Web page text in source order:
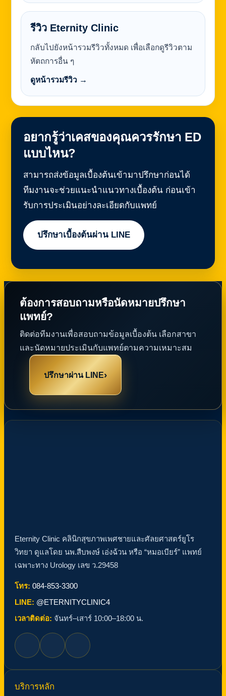
รีวิว Eternity Clinic
กลับไปยังหน้ารวมรีวิวทั้งหมด เพื่อเลือกดูรีวิวตาม
หัตถการอื่น ๆ
ดูหน้ารวมรีวิว →
อยากรู้ว่าเคสของคุณควรรักษา ED
แบบไหน?
สามารถส่งข้อมูลเบื้องต้นเข้ามาปรึกษาก่อนได้
ทีมงานจะช่วยแนะนำแนวทางเบื้องต้น ก่อนเข้า
รับการประเมินอย่างละเอียดกับแพทย์
ปรึกษาเบื้องต้นผ่าน LINE
ต้องการสอบถามหรือนัดหมายปรึกษา
แพทย์?
ติดต่อทีมงานเพื่อสอบถามข้อมูลเบื้องต้น เลือกสาขา
และนัดหมายประเมินกับแพทย์ตามความเหมาะสม
ปรึกษาผ่าน LINE›
Eternity Clinic คลินิกสุขภาพเพศชายและศัลยศาสตร์ยูโร
วิทยา ดูแลโดย นพ.สืบพงษ์ เอ่งฉ้วน หรือ “หมอเบียร์” แพทย์
เฉพาะทาง Urology เลข ว.29458
โทร: 084-853-3300
LINE: @ETERNITYCLINIC4
เวลาติดต่อ: จันทร์–เสาร์ 10:00–18:00 น.
บริการหลัก